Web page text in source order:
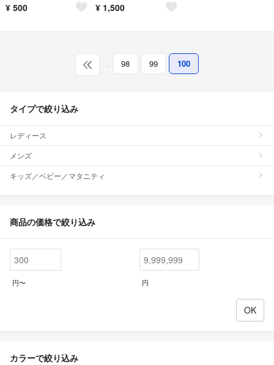
¥ 500 ¥ 1,500
… 98 99 100
タイプで絞り込み
レディース
メンズ
キッズ／ベビー／マタニティ
商品の価格で絞り込み
円〜 円
カラーで絞り込み